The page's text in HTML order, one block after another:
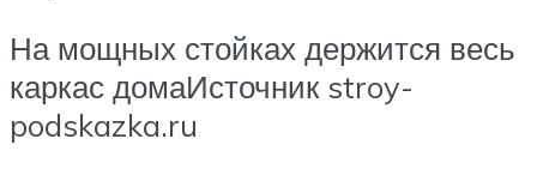
На мощных стойках держится весь
каркас домаИсточник stroy-
podskazka.ru